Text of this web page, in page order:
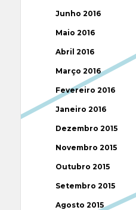
Junho 2016
Maio 2016
Abril 2016
Março 2016
Fevereiro 2016
Janeiro 2016
Dezembro 2015
Novembro 2015
Outubro 2015
Setembro 2015
Agosto 2015